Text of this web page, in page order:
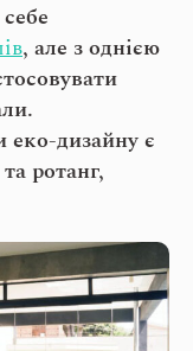
, але з однією
дизайну є
ротанг,